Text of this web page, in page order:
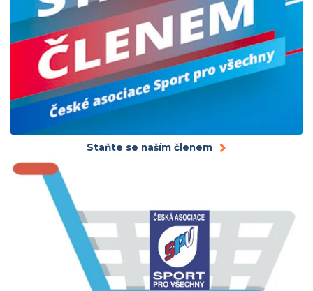
Staňte se naším členem